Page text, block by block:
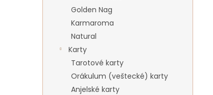
Golden Nag
Karmaroma
Natural
Karty
Tarotové karty
Orákulum (veštecké) karty
Anjelské karty